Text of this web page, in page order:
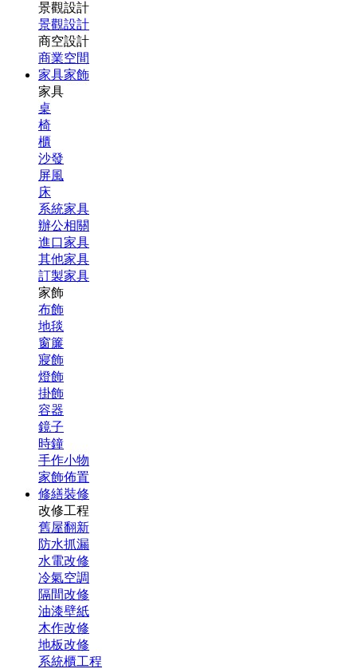
景觀設計
景觀設計
商空設計
商業空間
家具家飾
家具
桌
椅
櫃
沙發
屏風
床
系統家具
辦公相關
進口家具
其他家具
訂製家具
家飾
布飾
地毯
窗簾
寢飾
燈飾
掛飾
容器
鏡子
時鐘
手作小物
家飾佈置
修繕裝修
改修工程
舊屋翻新
防水抓漏
水電改修
冷氣空調
隔間改修
油漆壁紙
木作改修
地板改修
系統櫃工程